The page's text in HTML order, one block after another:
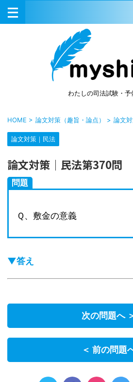
わたしの司法試験・予
HOME > 論文対策（趣旨・論点） > 論文
論文対策｜民法
論文対策｜民法第370問
問題
Ｑ、敷金の意義
▼答え
次の問題へ
＜ 前の問題